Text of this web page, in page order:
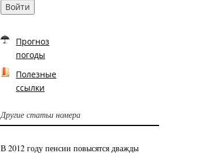
Войти
Прогноз
погоды
Полезные
ссылки
Другие статьи номера
В 2012 году пенсии повысятся дважды